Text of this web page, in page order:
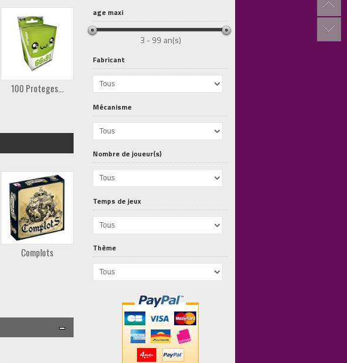
100 Proteges... Album A4... Album A4...
Complots Marvel...
age maxi
3 - 99 an(s)
Fabricant
Mécanisme
Nombre de joueur(s)
Temps de jeux
Thème